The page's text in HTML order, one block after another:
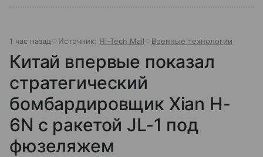
1 час назад Источник: Hi-Tech Mail Военные технологии
Китай впервые показал
стратегический
бомбардировщик Xian H-
6N с ракетой JL-1 под
фюзеляжем